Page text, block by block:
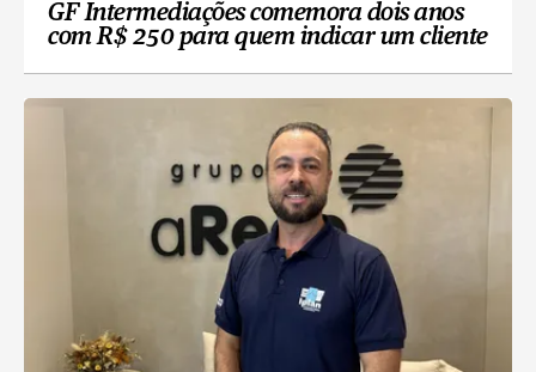
GF Intermediações comemora dois anos
com R$ 250 para quem indicar um cliente